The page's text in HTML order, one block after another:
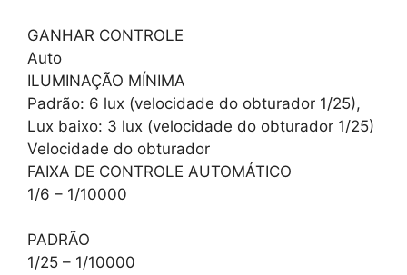
GANHAR CONTROLE
Auto
ILUMINAÇÃO MÍNIMA
Padrão: 6 lux (velocidade do obturador 1/25),
Lux baixo: 3 lux (velocidade do obturador 1/25)
Velocidade do obturador
FAIXA DE CONTROLE AUTOMÁTICO
1/6 – 1/10000
PADRÃO
1/25 – 1/10000